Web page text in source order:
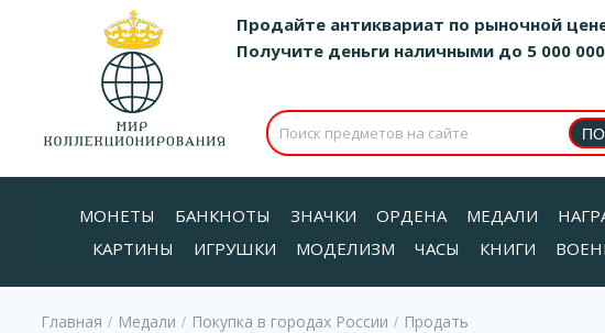
Продайте антиквариат по рыночной
Получите деньги наличными до 5 000
МОНЕТЫ БАНКНОТЫ ЗНАЧКИ ОРДЕНА МЕДАЛИ
КАРТИНЫ
ИГРУШКИ МОДЕЛИЗМ ЧАСЫ КНИГИ
Главная / Медали / Покупка в городах России / Продать